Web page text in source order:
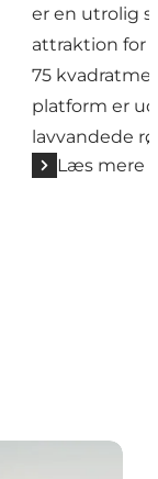
er en utrolig
attraktion for
75
platform er
lavvandede
Læs mere